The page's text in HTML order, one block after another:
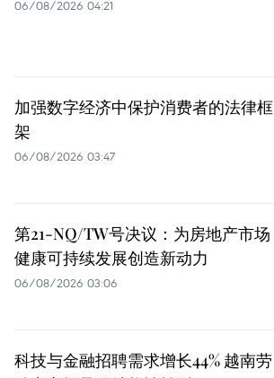
06/08/2026 04:21
加强数字经济中保护消费者的法律框
架
06/08/2026 03:47
第21-NQ/TW号决议：为房地产市场
健康可持续发展创造新动力
06/08/2026 03:06
科技与金融招聘需求增长44% 越南劳